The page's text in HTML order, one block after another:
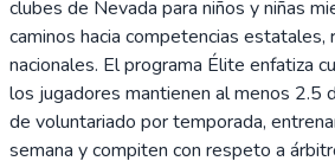
clubes de Nevada para niños y niñas
caminos hacia competencias estatales,
nacionales. El programa Élite enfatiza
los jugadores mantienen al menos 2.5
de voluntariado por temporada,
semana y compiten con respeto a